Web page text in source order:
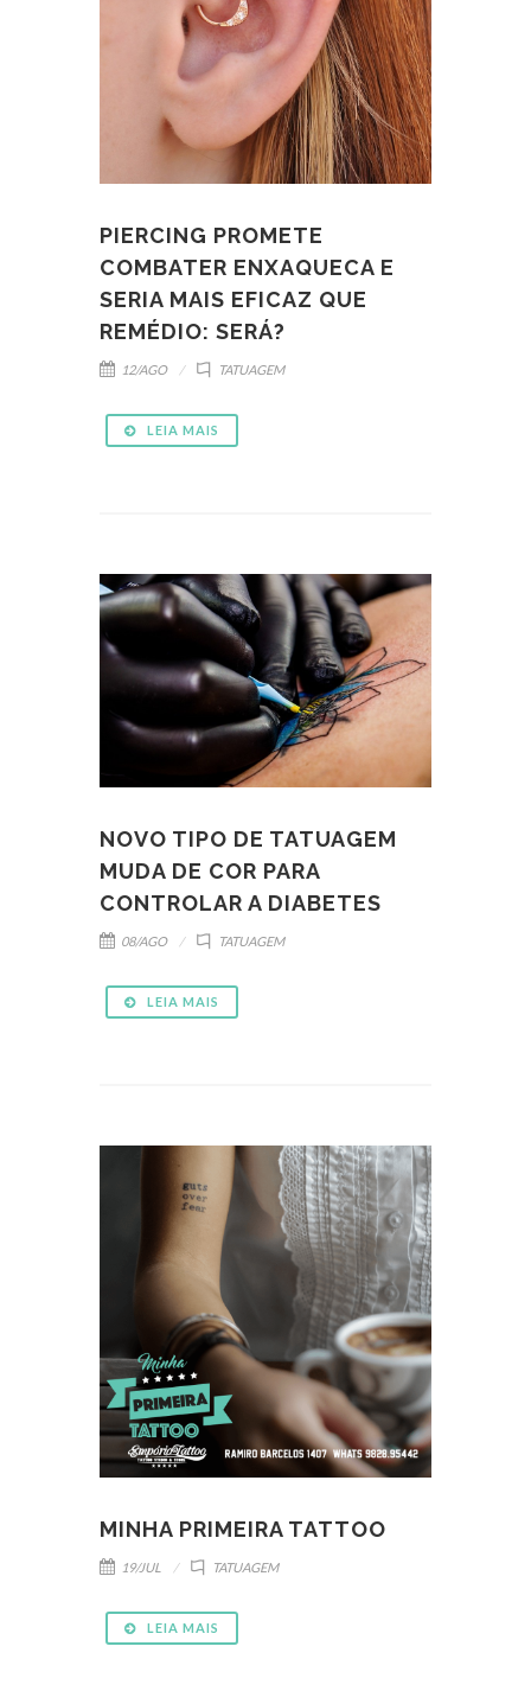
PIERCING PROMETE
COMBATER ENXAQUECA E
SERIA MAIS EFICAZ QUE
REMÉDIO: SERÁ?
12/AGO TATUAGEM
LEIA MAIS
NOVO TIPO DE TATUAGEM
MUDA DE COR PARA
CONTROLAR A DIABETES
08/AGO TATUAGEM
LEIA MAIS
MINHA PRIMEIRA TATTOO
19/JUL TATUAGEM
LEIA MAIS